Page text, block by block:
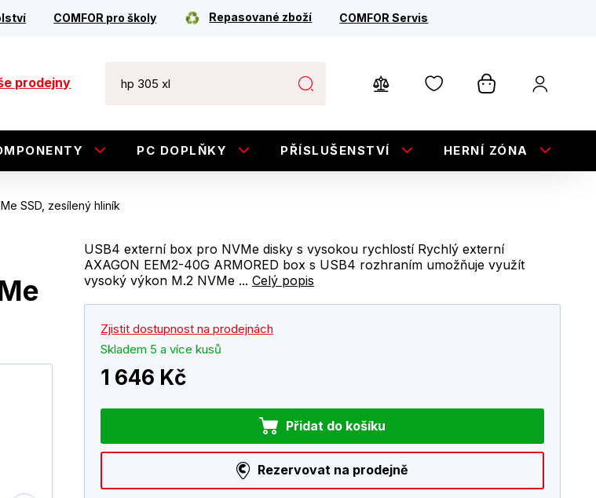
COMFOR pro školy Repasované zboží COMFOR Servis
prodejny
PC DOPLŇKY PŘÍSLUŠENSTVÍ HERNÍ ZÓNA
SSD, zesílený hliník
USB4 externí box pro NVMe disky s vysokou rychlostí Rychlý externí
AXAGON EEM2-40G ARMORED box s USB4 rozhraním umožňuje využít
vysoký výkon M.2 NVMe ... Celý popis
Zjistit dostupnost na prodejnách
Skladem 5 a více kusů
1 646 Kč
Přidat do košíku
Rezervovat na prodejně